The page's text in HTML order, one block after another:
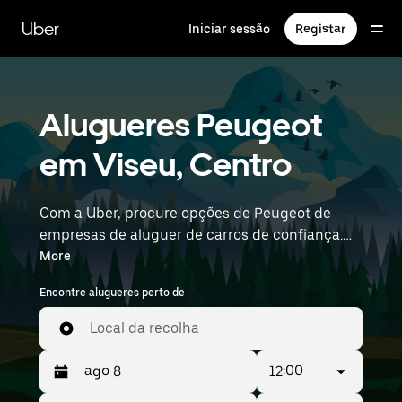
para
conteúdo
Uber Iniciar sessão Registar
Alugueres Peugeot
em Viseu, Centro
Com a Uber, procure opções de Peugeot de
empresas de aluguer de carros de confiança.
Encontre o carro de aluguer Peugeot certo para
tarefas, viagens ou deslocações diárias. Quer dê
prioridade ao preço, ao tamanho ou ao estilo,
temos opções adequadas à sua viagem.
Introduza informações sobre a hora e o local
(como Francisco Sá Carneiro Airport) para
encontrar carros Peugeot de aluguer perto
More
Encontre alugueres perto de
Local da recolha
12:00